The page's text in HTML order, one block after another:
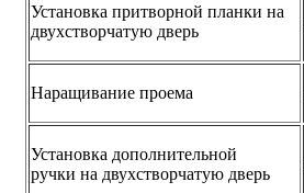
Установка притворной планки на
двухстворчатую дверь
Наращивание проема
Установка дополнительной
ручки на двухстворчатую дверь